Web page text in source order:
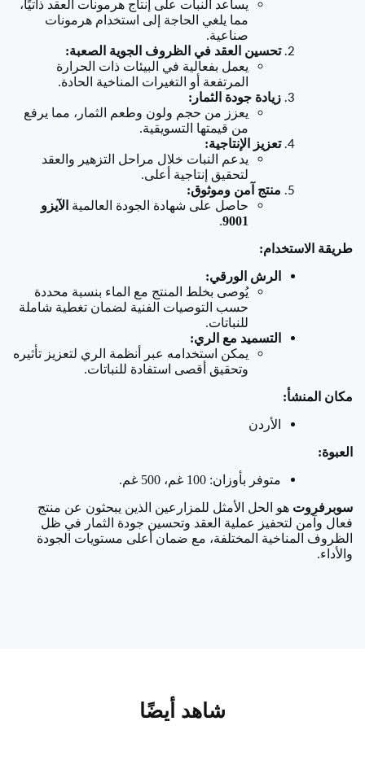
يساعد النبات على إنتاج هرمونات العقد ذاتيًا،
مما يلغي الحاجة إلى استخدام هرمونات
صناعية.
تحسين العقد في الظروف الجوية الصعبة:
يعمل بفعالية في البيئات ذات الحرارة
المرتفعة أو التغيرات المناخية الحادة.
زيادة جودة الثمار :
يعزز من حجم ولون وطعم الثمار، مما يرفع
من قيمتها التسويقية.
تعزيز الإنتاجية:
يدعم النبات خلال مراحل التزهير والعقد
لتحقيق إنتاجية أعلى.
منتج آمن وموثوق:
حاصل على شهادة الجودة العالمية الآيزو
9001
.
طريقة الاستخدام:
الرش الورقي:
يُوصى بخلط المنتج مع الماء بنسبة محددة
حسب التوصيات الفنية لضمان تغطية شاملة
للنباتات.
التسميد مع الري:
يمكن استخدامه عبر أنظمة الري لتعزيز تأثيره
وتحقيق أقصى استفادة للنباتات.
مكان المنشأ:
الأردن
العبوة:
متوفر بأوزان: 100 غم، 500 غم.
سوبرفروت هو الحل الأمثل للمزارعين الذين يبحثون عن منتج
فعال وآمن لتحفيز عملية العقد وتحسين جودة الثمار في ظل
الظروف المناخية المختلفة، مع ضمان أعلى مستويات الجودة
والأداء.
شاهد أيضًا